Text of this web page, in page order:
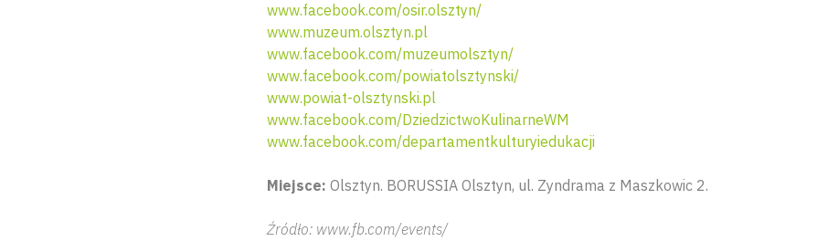
www.facebook.com/osir.olsztyn/
www.muzeum.olsztyn.pl
www.facebook.com/muzeumolsztyn/
www.facebook.com/powiatolsztynski/
www.powiat-olsztynski.pl
www.facebook.com/DziedzictwoKulinarneWM
www.facebook.com/departamentkulturyiedukacji
Miejsce: Olsztyn. BORUSSIA Olsztyn, ul. Zyndrama z Maszkowic 2.
Źródło: www.fb.com/events/